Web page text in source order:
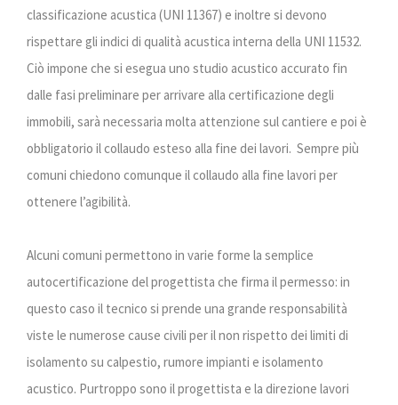
classificazione acustica (UNI 11367) e inoltre si devono
rispettare gli indici di qualità acustica interna della UNI 11532.
Ciò impone che si esegua uno studio acustico accurato fin
dalle fasi preliminare per arrivare alla certificazione degli
immobili, sarà necessaria molta attenzione sul cantiere e poi è
obbligatorio il collaudo esteso alla fine dei lavori. Sempre più
comuni chiedono comunque il collaudo alla fine lavori per
ottenere l’agibilità.
Alcuni comuni permettono in varie forme la semplice
autocertificazione del progettista che firma il permesso: in
questo caso il tecnico si prende una grande responsabilità
viste le numerose cause civili per il non rispetto dei limiti di
isolamento su calpestio, rumore impianti e isolamento
acustico. Purtroppo sono il progettista e la direzione lavori